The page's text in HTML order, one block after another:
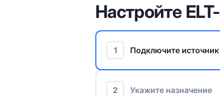
Настройте
1 Подключите источник
2 Укажите назначение